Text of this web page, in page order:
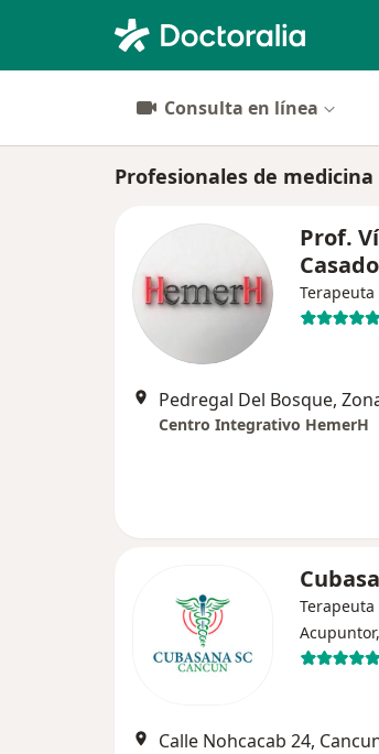
Consulta en línea
Profesionales de
Prof.
Centro Integrativo HemerH
Calle Nohcacab 24,